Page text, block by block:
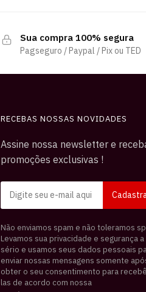
Sua compra 100% segura
Pagseguro / Paypal / Pix ou TED
RECEBAS NOSSAS NOVIDADES
Assine nossa newsletter e
promoções exclusivas !
Não enviamos spam e não toleramos
Levamos sua privacidade e segurança a
sério e usamos seus dados pessoais
enviar nossas mensagens somente
obter o seu consentimento para
las de acordo com nossa